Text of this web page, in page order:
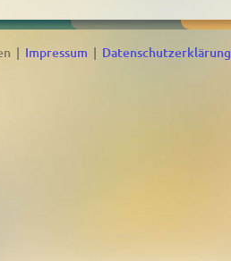
| Impressum | Datenschutzerklärung